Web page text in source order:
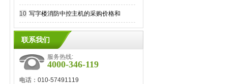
10 写字楼消防中控主机的采购价格和
联系我们
服务热线:
4000-346-119
电话：010-57491119